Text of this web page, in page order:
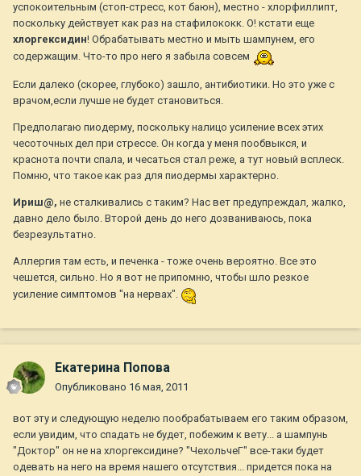
успокоительным (стоп-стресс, кот баюн), местно - хлорфиллипт,
поскольку действует как раз на стафилококк. О! кстати еще
хлоргексидин! Обрабатывать местно и мыть шампунем, его
содержащим. Что-то про него я забыла совсем
Если далеко (скорее, глубоко) зашло, антибиотики. Но это уже с
врачом,если лучше не будет становиться.
Предполагаю пиодерму, поскольку налицо усиление всех этих
чесоточных дел при стрессе. Он когда у меня пообвыкся, и
краснота почти спала, и чесаться стал реже, а тут новый всплеск.
Помню, что такое как раз для пиодермы характерно.
Ириш@, не сталкивались с таким? Нас вет предупреждал, жалко,
давно дело было. Второй день до него дозваниваюсь, пока
безрезультатно.
Аллергия там есть, и печенка - тоже очень вероятно. Все это
чешется, сильно. Но я вот не припомню, чтобы шло резкое
усиление симптомов "на нервах".
Екатерина Попова
Опубликовано 16 мая, 2011
вот эту и следующую неделю пообрабатываем его таким образом,
если увидим, что спадать не будет, побежим к вету... а шампунь
"Доктор" он не на хлоргексидине? "ЧехольчеГ" все-таки будет
одевать на него на время нашего отсутствия... придется пока на